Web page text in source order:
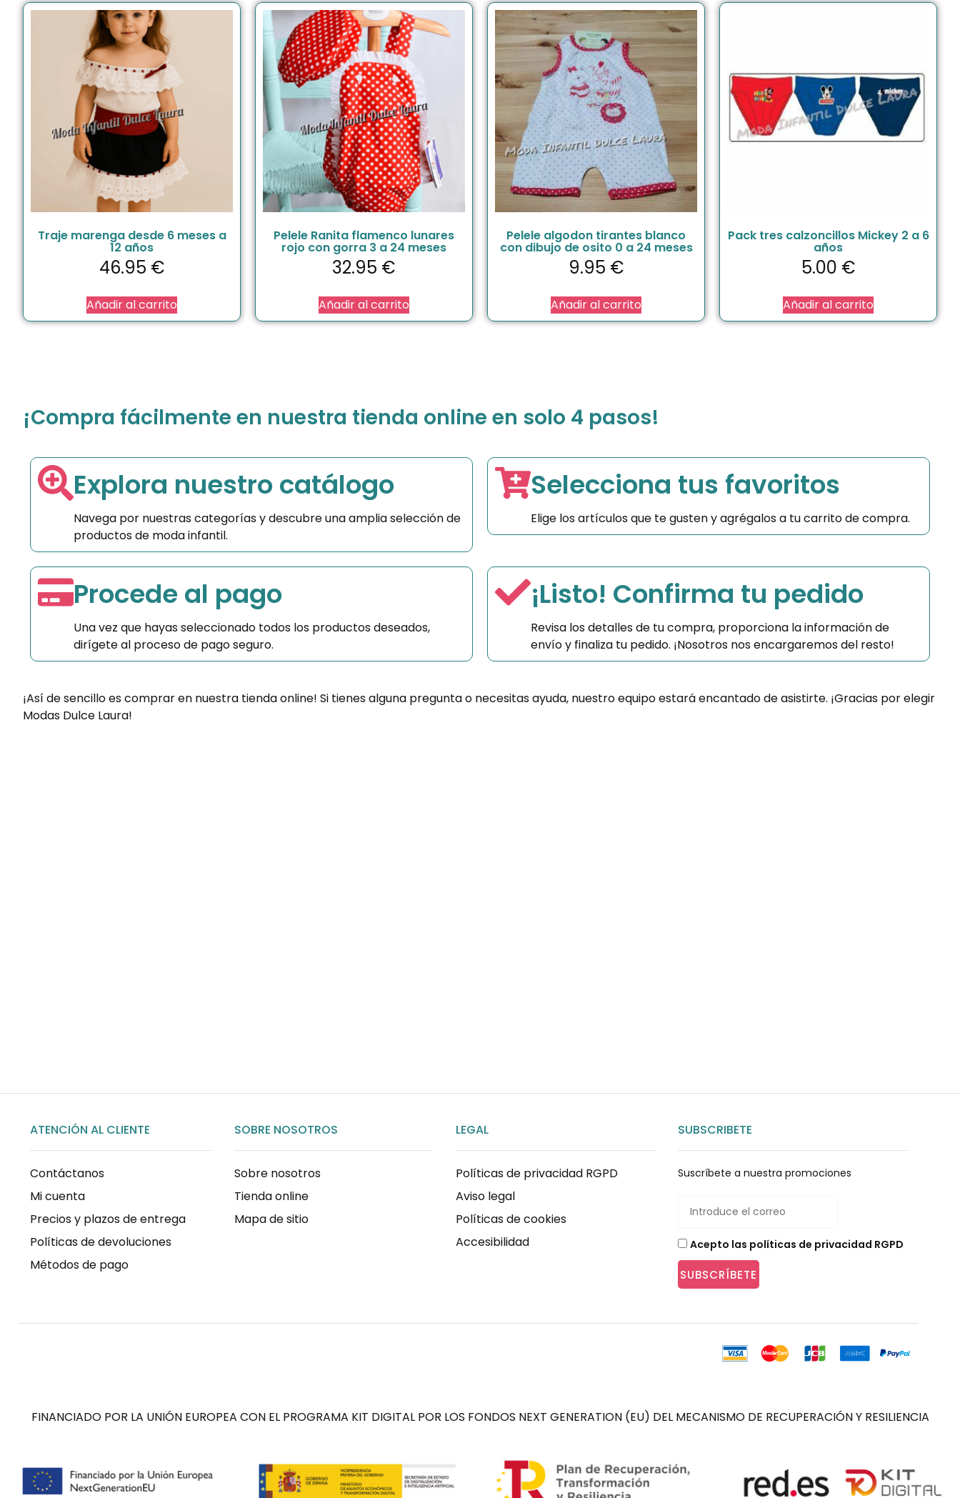
Traje marenga desde 6 meses a
12 años
46.95 €
Añadir al carrito
Pelele Ranita flamenco lunares
rojo con gorra 3 a 24 meses
32.95 €
Añadir al carrito
Pelele algodon tirantes blanco
con dibujo de osito 0 a 24 meses
9.95 €
Añadir al carrito
Pack tres calzoncillos Mickey 2 a 6
años
5.00 €
Añadir al carrito
¡Compra fácilmente en nuestra tienda online en solo 4 pasos!
Explora nuestro catálogo
Navega por nuestras categorías y descubre una amplia selección de
productos de moda infantil.
Selecciona tus favoritos
Elige los artículos que te gusten y agrégalos a tu carrito de compra.
Procede al pago
Una vez que hayas seleccionado todos los productos deseados,
dirígete al proceso de pago seguro.
¡Listo! Confirma tu pedido
Revisa los detalles de tu compra, proporciona la información de
envío y finaliza tu pedido. ¡Nosotros nos encargaremos del resto!
¡Así de sencillo es comprar en nuestra tienda online! Si tienes alguna pregunta o necesitas ayuda, nuestro equipo estará encantado de asistirte. ¡Gracias por elegir
Modas Dulce Laura!
ATENCIÓN AL CLIENTE
Contáctanos
Mi cuenta
Precios y plazos de entrega
Políticas de devoluciones
Métodos de pago
SOBRE NOSOTROS
Sobre nosotros
Tienda online
Mapa de sitio
LEGAL
Políticas de privacidad RGPD
Aviso legal
Políticas de cookies
Accesibilidad
SUBSCRIBETE
Suscríbete a nuestra promociones
Acepto las políticas de privacidad RGPD
SUBSCRÍBETE
FINANCIADO POR LA UNIÓN EUROPEA CON EL PROGRAMA KIT DIGITAL POR LOS FONDOS NEXT GENERATION (EU) DEL MECANISMO DE RECUPERACIÓN Y RESILIENCIA